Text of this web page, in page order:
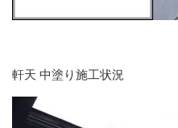
軒天 中塗り施工状況